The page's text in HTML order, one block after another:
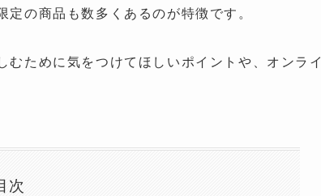
の商品も数多くあるのが特徴です。
ために気をつけてほしいポイントや、オンライ
次